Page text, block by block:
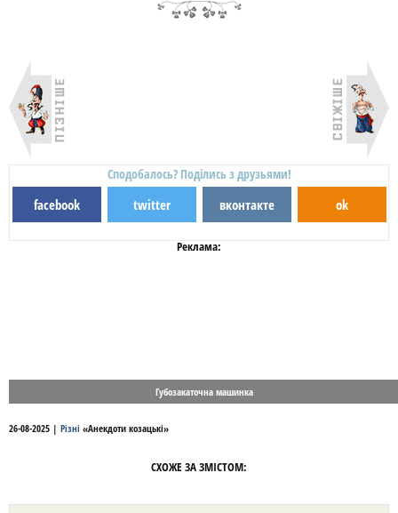
Сподобалось? Поділись з друзьями!
facebook twitter вконтакте ok
Реклама:
Губозакаточна машинка
26-08-2025 | Різні «Анекдоти козацькі»
СХОЖЕ ЗА ЗМІСТОМ: